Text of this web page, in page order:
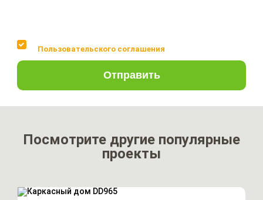
Пользовательского соглашения
Отправить
Посмотрите другие популярные
проекты